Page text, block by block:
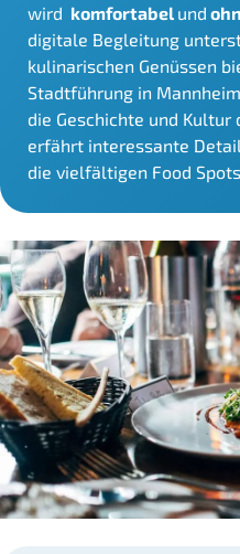
wird komfortabel und
digitale Begleitung
kulinarischen Genüssen
Stadtführung in
die Geschichte und
erfährt interessante
die vielfältigen Food